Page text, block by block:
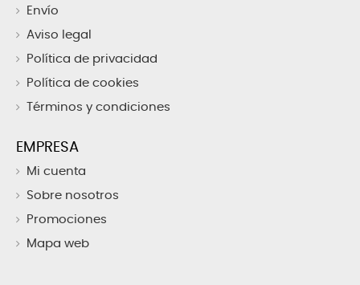
Envío
Aviso legal
Política de privacidad
Política de cookies
Términos y condiciones
EMPRESA
Mi cuenta
Sobre nosotros
Promociones
Mapa web